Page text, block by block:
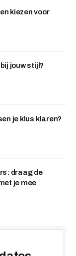
kiezen voor
jouw stijl?
je klus klaren?
draag de
je mee